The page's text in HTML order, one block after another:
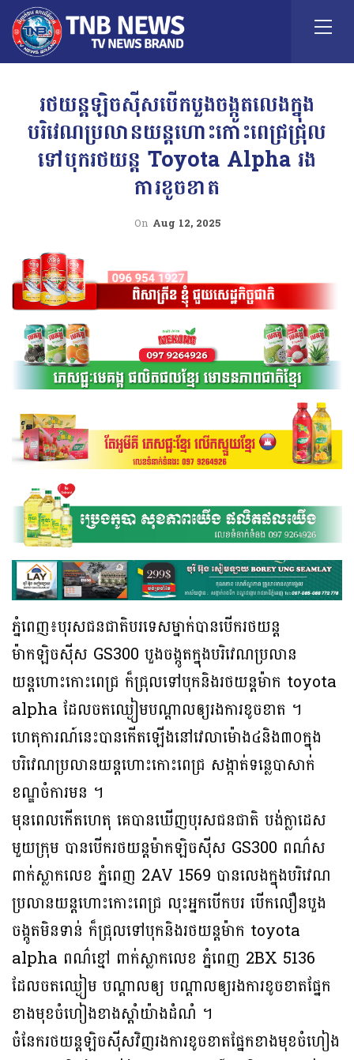
រថយន្តឡិចស៊ីសបេីកបួងចង្កូតលេងក្នុង
បរិវេណប្រលានយន្តហោះកោះពេជ្រជ្រុល
ទៅបុករថយន្ត Toyota Alpha រង
ការខូចខាត
On Aug 12, 2025
ភ្នំពេញ៖បុរសជនជាតិបរទេសម្នាក់បានបេីករថយន្ត
ម៉ាកឡិចស៉ីស GS300 បួងចង្កូតក្នុងបរិវេណប្រលាន
យន្តហោះកោះពេជ្រ ក៏ជ្រុលទៅបុកនិងរថយន្តម៉ាក toyota
alpha ដែលចតឈ្ងៀមបណ្តាលឲ្យរងការខូចខាត ។
ហេតុការណ៍នេះបានកើតឡើងនៅវេលាម៉ោង៤និង៣០ក្នុង
បរិវេណប្រលានយន្តហោះកោះពេជ្រ សង្កាត់ទន្លេបាសាក់
ខណ្ឌចំការមន ។
មុនពេលកេីតហេតុ គេបានឃើញបុរសជនជាតិ បង់ក្លាដេស
មួយក្រុម បានបេីករថយន្តម៉ាកឡិចស៉ីស GS300 ពណ៌ស
ពាក់ស្លាកលេខ ភ្នំពេញ 2AV 1569 បានលេងក្នុងបរិវេណ
ប្រលានយន្តហោះកោះពេជ្រ លុះអ្នកបេីកបរ បេីកលឿនបួង
ចង្កូតមិនទាន់ ក៏ជ្រុលទៅបុកនិងរថយន្តម៉ាក toyota
alpha ពណ៌ខ្មៅ ពាក់ស្លាកលេខ ភ្នំពេញ 2BX 5136
ដែលចតឈ្ងៀម បណ្តាលឲ្យ បណ្តាលឲ្យរងការខូចខាតផ្នែក
ខាងមុខចំហៀងខាងស្ដាំយ៉ាងដំណំ ។
ចំនែករថយន្តឡិចស៉ីសវិញរងការខូចខាតផ្នែកខាងមុខចំហៀង